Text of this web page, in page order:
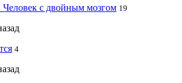
с двойным мозгом 19
4